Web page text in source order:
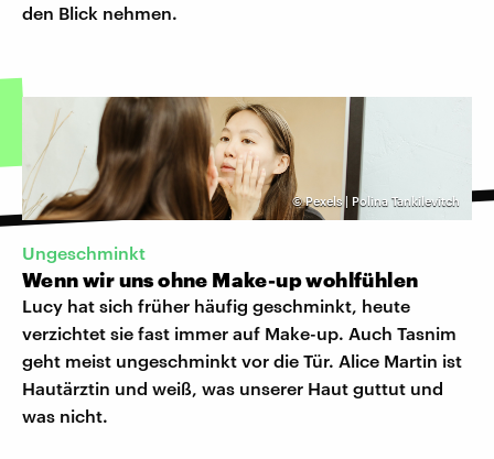
den Blick nehmen.
©Pexels | Polina Tankilevitch
Ungeschminkt
Wenn wir uns ohne Make-up wohlfühlen
Lucy hat sich früher häufig geschminkt, heute
verzichtet sie fast immer auf Make-up. Auch Tasnim
geht meist ungeschminkt vor die Tür. Alice Martin ist
Hautärztin und weiß, was unserer Haut guttut und
was nicht.